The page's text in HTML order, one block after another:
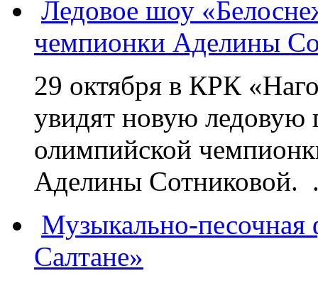
Ледовое шоу
чемпионки Аделины
29 октября в КРК
увидят новую ледовую
олимпийской
Аделины Сотниковой.
Музыкально-песочная
Салтане»